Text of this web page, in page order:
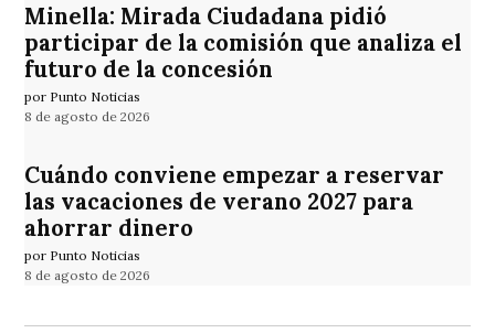
Minella: Mirada Ciudadana pidió
participar de la comisión que analiza el
futuro de la concesión
por Punto Noticias
8 de agosto de 2026
Cuándo conviene empezar a reservar
las vacaciones de verano 2027 para
ahorrar dinero
por Punto Noticias
8 de agosto de 2026